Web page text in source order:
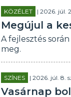
KÖZÉLET | 2026. júl.
Megújul a
A fejlesztés
meg.
SZÍNES | 2026. júl. 8.
Vasárnap